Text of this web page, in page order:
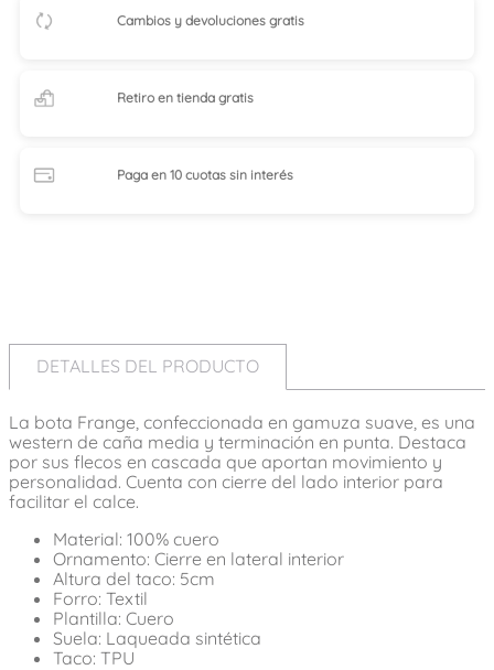
Cambios y devoluciones gratis
Retiro en tiendagratis
Paga en 10 cuotassin interés
DETALLES DEL PRODUCTO
La bota Frange, confeccionada en gamuza suave, es una
western de caña media y terminación en punta. Destaca
por sus flecos en cascada que aportan movimiento y
personalidad. Cuenta con cierre del lado interior para
facilitar el calce.
Material: 100% cuero
Ornamento: Cierre en lateral interior
Altura del taco: 5cm
Forro: Textil
Plantilla: Cuero
Suela: Laqueada sintética
Taco: TPU